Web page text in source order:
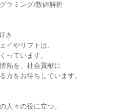
ラミング/数値解析
き
イやリフトは、
っています。
熱を、社会貢献に
方をお待ちしています。
人々の役に立つ。